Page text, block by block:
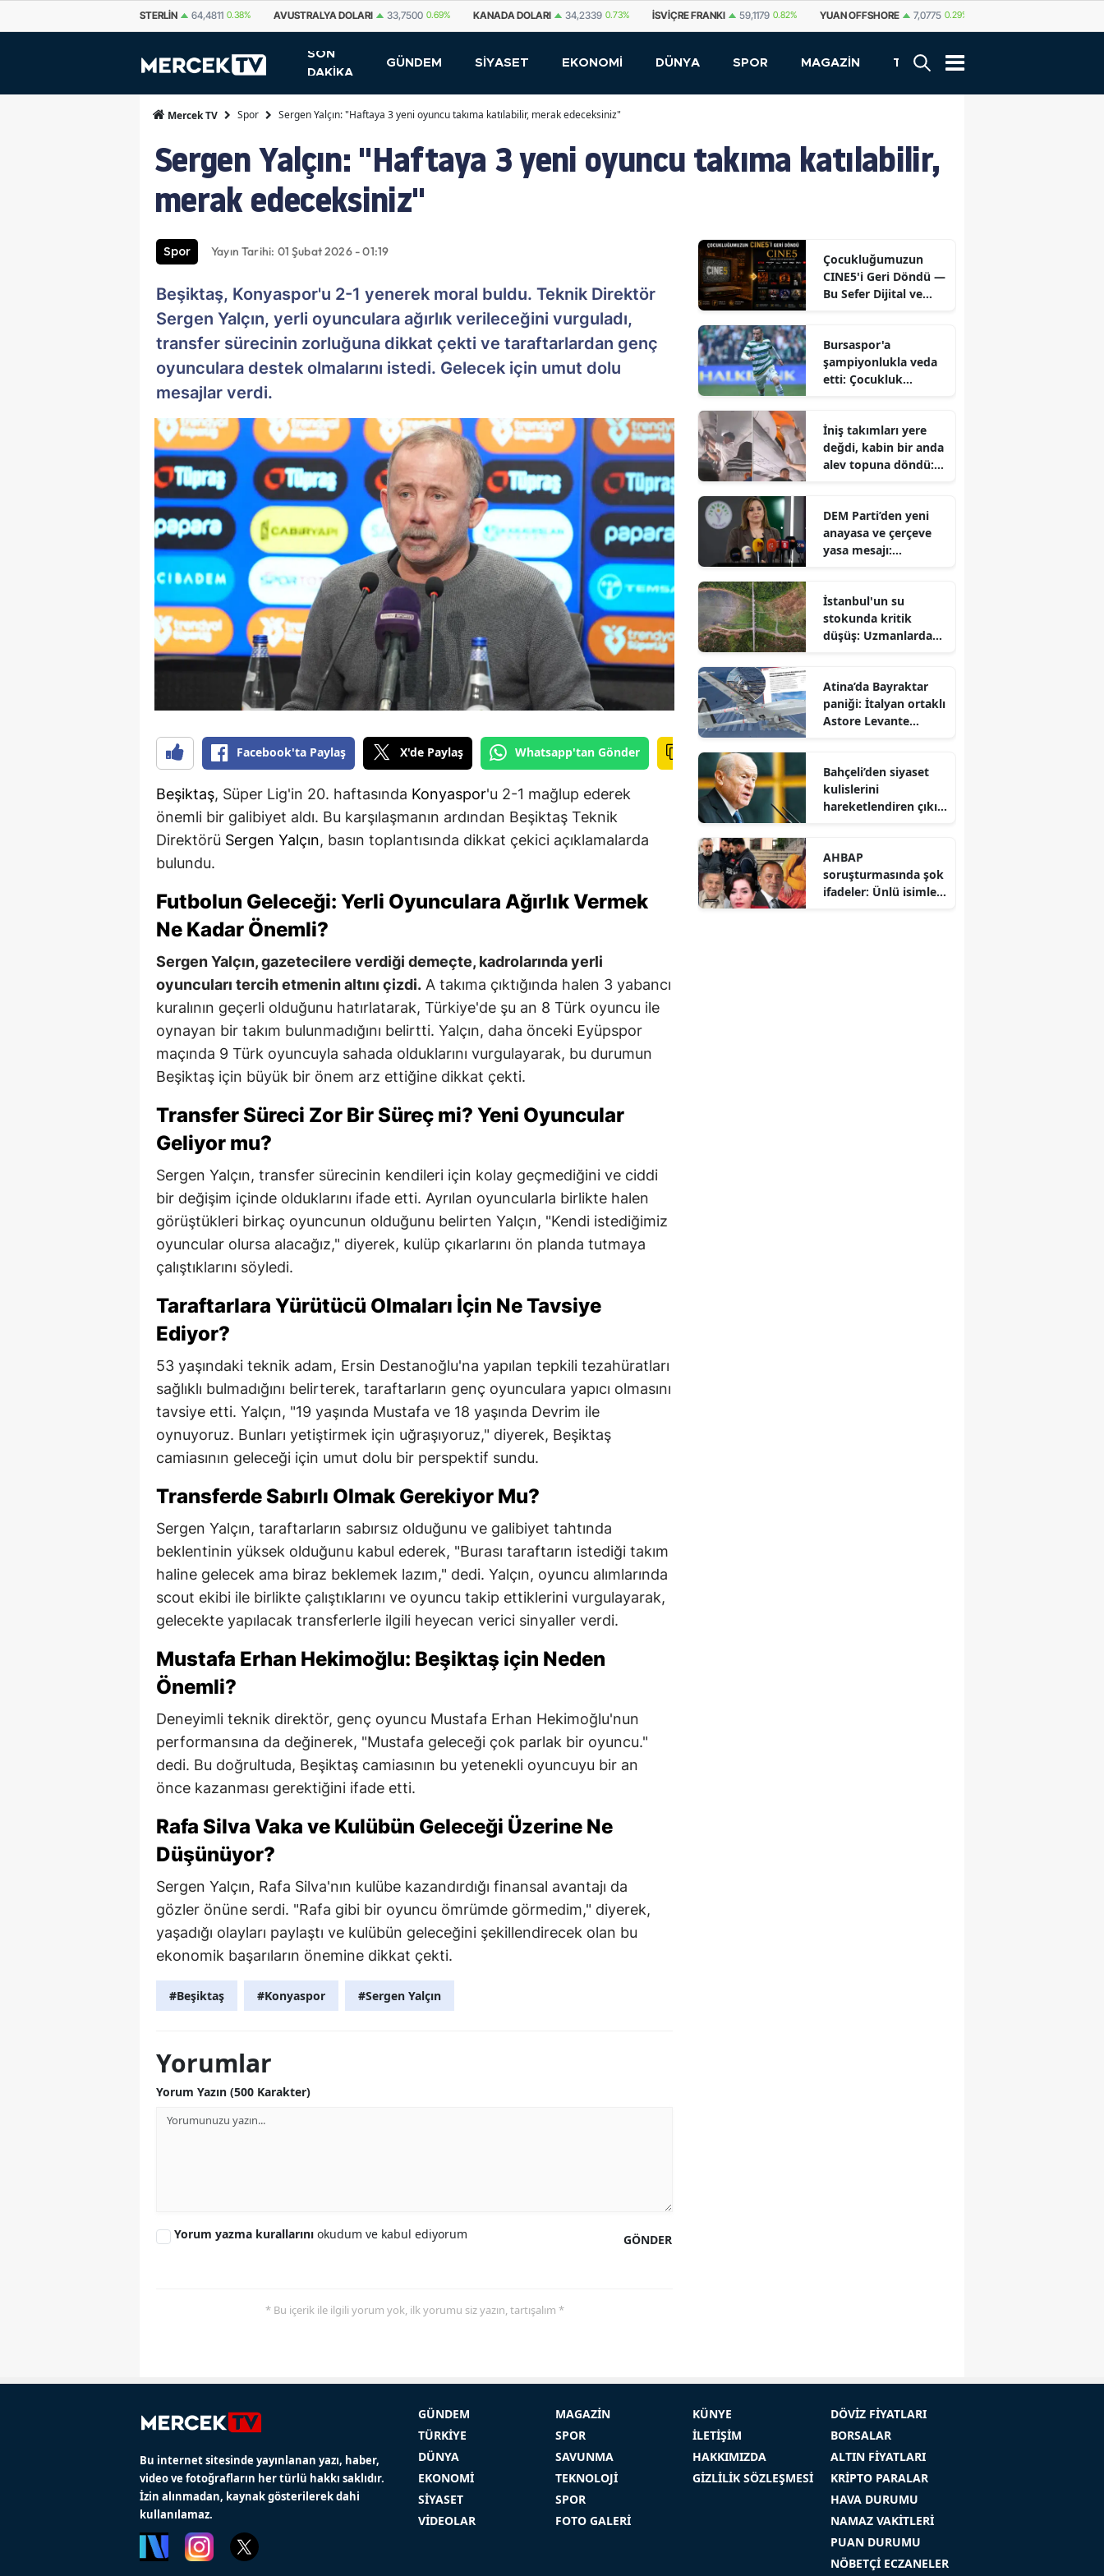
0.38% AVUSTRALYA DOLARI 33,7500 0.69% KANADA DOLARI 34,2339 0.73% İSVIÇRE FRANKI 59,1179 0.82% YUAN OFFSHORE 7,0775 0.29% YUAN 7,0812 0.29%
SON
DAKİKA
GÜNDEM SİYASET EKONOMİ DÜNYA SPOR MAGAZİN TEKNOLOJİ
Mercek TV Spor Sergen Yalçın: "Haftaya 3 yeni oyuncu takıma katılabilir, merak edeceksiniz"
Sergen Yalçın: "Haftaya 3 yeni oyuncu takıma katılabilir,
merak edeceksiniz"
Spor Yayın Tarihi: 01 Şubat 2026 - 01:19
Beşiktaş, Konyaspor'u 2-1 yenerek moral buldu. Teknik Direktör
Sergen Yalçın, yerli oyunculara ağırlık verileceğini vurguladı,
transfer sürecinin zorluğuna dikkat çekti ve taraftarlardan genç
oyunculara destek olmalarını istedi. Gelecek için umut dolu
mesajlar verdi.
Facebook'ta Paylaş X'de Paylaş Whatsapp'tan Gönder
Beşiktaş, Süper Lig'in 20. haftasında Konyaspor'u 2-1 mağlup ederek
önemli bir galibiyet aldı. Bu karşılaşmanın ardından Beşiktaş Teknik
Direktörü Sergen Yalçın, basın toplantısında dikkat çekici açıklamalarda
bulundu.
Futbolun Geleceği: Yerli Oyunculara Ağırlık Vermek
Ne Kadar Önemli?
Sergen Yalçın, gazetecilere verdiği demeçte, kadrolarında yerli
oyuncuları tercih etmenin altını çizdi. A takıma çıktığında halen 3 yabancı
kuralının geçerli olduğunu hatırlatarak, Türkiye'de şu an 8 Türk oyuncu ile
oynayan bir takım bulunmadığını belirtti. Yalçın, daha önceki Eyüpspor
maçında 9 Türk oyuncuyla sahada olduklarını vurgulayarak, bu durumun
Beşiktaş için büyük bir önem arz ettiğine dikkat çekti.
Transfer Süreci Zor Bir Süreç mi? Yeni Oyuncular
Geliyor mu?
Sergen Yalçın, transfer sürecinin kendileri için kolay geçmediğini ve ciddi
bir değişim içinde olduklarını ifade etti. Ayrılan oyuncularla birlikte halen
görüştükleri birkaç oyuncunun olduğunu belirten Yalçın, "Kendi istediğimiz
oyuncular olursa alacağız," diyerek, kulüp çıkarlarını ön planda tutmaya
çalıştıklarını söyledi.
Taraftarlara Yürütücü Olmaları İçin Ne Tavsiye
Ediyor?
53 yaşındaki teknik adam, Ersin Destanoğlu'na yapılan tepkili tezahüratları
sağlıklı bulmadığını belirterek, taraftarların genç oyunculara yapıcı olmasını
tavsiye etti. Yalçın, "19 yaşında Mustafa ve 18 yaşında Devrim ile
oynuyoruz. Bunları yetiştirmek için uğraşıyoruz," diyerek, Beşiktaş
camiasının geleceği için umut dolu bir perspektif sundu.
Transferde Sabırlı Olmak Gerekiyor Mu?
Sergen Yalçın, taraftarların sabırsız olduğunu ve galibiyet tahtında
beklentinin yüksek olduğunu kabul ederek, "Burası taraftarın istediği takım
haline gelecek ama biraz beklemek lazım," dedi. Yalçın, oyuncu alımlarında
scout ekibi ile birlikte çalıştıklarını ve oyuncu takip ettiklerini vurgulayarak,
gelecekte yapılacak transferlerle ilgili heyecan verici sinyaller verdi.
Mustafa Erhan Hekimoğlu: Beşiktaş için Neden
Önemli?
Deneyimli teknik direktör, genç oyuncu Mustafa Erhan Hekimoğlu'nun
performansına da değinerek, "Mustafa geleceği çok parlak bir oyuncu."
dedi. Bu doğrultuda, Beşiktaş camiasının bu yetenekli oyuncuyu bir an
önce kazanması gerektiğini ifade etti.
Rafa Silva Vaka ve Kulübün Geleceği Üzerine Ne
Düşünüyor?
Sergen Yalçın, Rafa Silva'nın kulübe kazandırdığı finansal avantajı da
gözler önüne serdi. "Rafa gibi bir oyuncu ömrümde görmedim," diyerek,
yaşadığı olayları paylaştı ve kulübün geleceğini şekillendirecek olan bu
ekonomik başarıların önemine dikkat çekti.
#Beşiktaş #Konyaspor #Sergen Yalçın
Yorumlar
Yorum Yazın (500 Karakter)
GÖNDER
Yorum yazma kurallarını okudum ve kabul ediyorum
* Bu içerik ile ilgili yorum yok, ilk yorumu siz yazın, tartışalım *
Çocukluğumuzun
CINE5'i Geri Döndü —
Bu Sefer Dijital ve
Bursaspor'a
şampiyonlukla veda
etti: Çocukluk
Yünkuş yeni takımına
imzayı attı
İniş takımları yere
değdi, kabin bir anda
alev topuna döndü:
DEM Parti’den yeni
anayasa ve çerçeve
yasa mesajı:
takvim belirsiz
İstanbul'un su
stokunda kritik
düşüş: Uzmanlardan
Atina’da Bayraktar
paniği: İtalyan ortaklı
Astore Levante
Bahçeli’den siyaset
kulislerini
hareketlendiren çıkış:
yansımalı
AHBAP
soruşturmasında şok
ifadeler: Ünlü isimler
Bu internet sitesinde yayınlanan yazı, haber,
video ve fotoğrafların her türlü hakkı saklıdır.
İzin alınmadan, kaynak gösterilerek dahi
kullanılamaz.
GÜNDEM
TÜRKİYE
DÜNYA
EKONOMİ
SİYASET
VİDEOLAR
MAGAZİN
SPOR
SAVUNMA
TEKNOLOJİ
SPOR
FOTO GALERİ
KÜNYE
İLETİŞİM
HAKKIMIZDA
GİZLİLİK SÖZLEŞMESİ
DÖVİZ FİYATLARI
BORSALAR
ALTIN FİYATLARI
KRİPTO PARALAR
HAVA DURUMU
NAMAZ VAKİTLERİ
PUAN DURUMU
NÖBETÇİ ECZANELER